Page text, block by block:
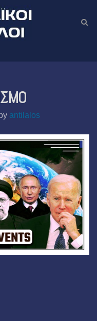
n
by antilalos